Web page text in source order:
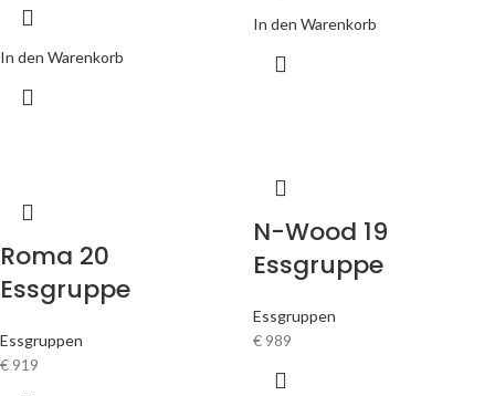
In den Warenkorb
In den Warenkorb
Roma 20
Essgruppe
Essgruppen
€ 919
N-Wood 19
Essgruppe
Essgruppen
€ 989